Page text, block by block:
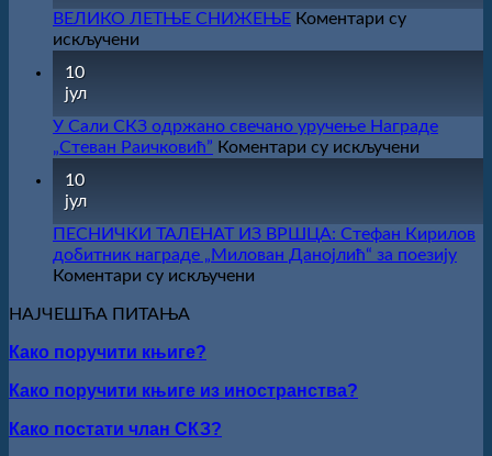
издања
на
српском
ЖИЧКЕ
ЗА
ВЕЛИКО ЛЕТЊЕ СНИЖЕЊЕ Коментари су
искључени
10
јул
У Сали СКЗ одржано свечано уручење Награде
„Стеван Раичковић” Коментари су искључени
одржано
свечано
10
јул
ПЕСНИЧКИ ТАЛЕНАТ ИЗ ВРШЦА: Стефан Кирилов
добитник награде „Милован Данојлић“ за поезију
Коментари су искључени
Кирилов
НАЈЧЕШЋА ПИТАЊА
Како поручити књиге?
Како поручити књиге из иностранства?
Како постати члан СКЗ?